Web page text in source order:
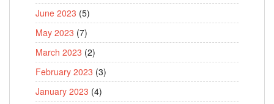
June 2023 (5)
May 2023 (7)
March 2023 (2)
February 2023 (3)
January 2023 (4)